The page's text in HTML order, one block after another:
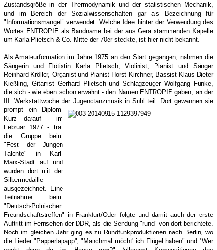
Zustandsgröße in der Thermodynamik und der statistischen Mechanik,
und im Bereich der Sozialwissenschaften gar als Bezeichnung für
"Informationsmangel" verwendet. Welche Idee hinter der Verwendung des
Wortes ENTROPIE als Bandname bei der aus Gera stammenden Kapelle
um Karla Plietsch & Co. Mitte der 70er steckte, ist hier nicht bekannt.
Als Amateurformation im Jahre 1975 an den Start gegangen, nahmen die
Sängerin und Flötistin Karla Plietsch, Violinist, Pianist und Sänger
Reinhard Kröller, Organist und Pianist Horst Kirchner, Bassist Klaus-Dieter
Kießling, Gitarrist Gerhard Plietsch und Schlagzeuger Wolfgang Funke,
die sich - wie eben schon erwähnt - den Namen ENTROPIE gaben, an der
III. Werkstattwoche der Jugendtanzmusik in Suhl teil. Dort gewannen sie
prompt ein Diplom.
Kurz darauf - im
Februar 1977 - trat
die Gruppe beim
"Fest der Jungen
Talente" in Karl-
Marx-Stadt auf und
wurden dort mit der
Silbermedaille
ausgezeichnet. Eine
Teilnahme beim
"Deutsch-Polnischen
Freundschaftstreffen" in Frankfurt/Oder folgte und damit auch der erste
Auftritt im Fernsehen der DDR, als die Sendung "rund" von dort berichtete.
Noch im gleichen Jahr ging es zu Rundfunkproduktionen nach Berlin, wo
die Lieder "Papperlapapp", "Manchmal möcht' ich Flügel haben" und "Wer